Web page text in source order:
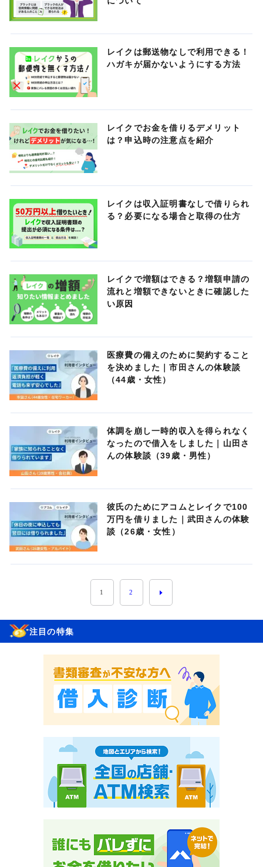
レイクは郵送物なしで利用できる！
ハガキが届かないようにする方法
レイクでお金を借りるデメリット
は？申込時の注意点を紹介
レイクは収入証明書なしで借りられ
る？必要になる場合と取得の仕方
レイクで増額はできる？増額申請の
流れと増額できないときに確認した
い原因
医療費の備えのために契約すること
を決めました｜市田さんの体験談
（44歳・女性）
体調を崩し一時的収入を得られなく
なったので借入をしました｜山田さ
んの体験談（39歳・男性）
彼氏のためにアコムとレイクで100
万円を借りました｜武田さんの体験
談（26歳・女性）
1 2
注目の特集